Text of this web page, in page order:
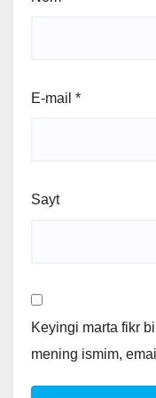
E-mail *
Sayt
Keyingi marta fikr
mening ismim,